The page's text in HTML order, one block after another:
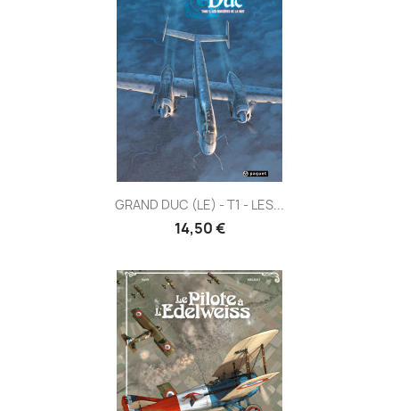
GRAND DUC (LE) - T1 - LES...
14,50 €